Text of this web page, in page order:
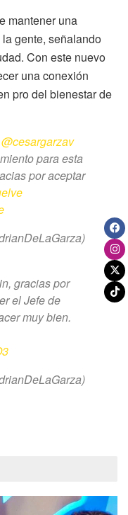
mantener una
gente, señalando
Con este nuevo
una conexión
pro del bienestar de
@cesargarzav
para esta
por aceptar
gracias por
el Jefe de
muy bien.